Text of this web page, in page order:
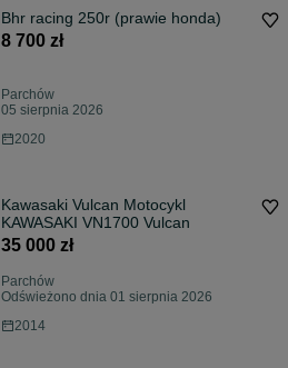
Bhr racing 250r (prawie honda)
8 700 zł
Parchów
05 sierpnia 2026
2020
Kawasaki Vulcan Motocykl
KAWASAKI VN1700 Vulcan
35 000 zł
Parchów
Odświeżono dnia 01 sierpnia 2026
2014